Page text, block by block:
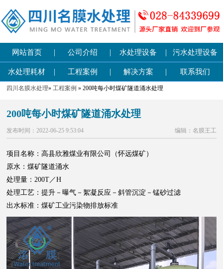
网站首页 | 公司介绍 | 水处理设备 | 污水处理设备
水处理耗材 | 工程案例 | 解决方案 | 联系我们
四川名膜水处理»工程案例 » 200吨每小时煤矿隧道涌水处理
200吨每小时煤矿隧道涌水处理
发布时间：2022-06-25 9:53:04 编辑：名膜王工
项目名称：高县欣雅煤业有限公司（怀远煤矿）
原水：煤矿隧道涌水
处理量：200T／H
处理工艺：提升－曝气－絮凝反应－斜管沉淀－锰砂过滤
出水标准：煤矿工业污染物排放标准